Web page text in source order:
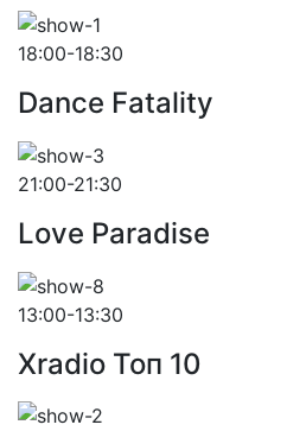
18:00-18:30
Dance Fatality
21:00-21:30
Love Paradise
13:00-13:30
Xradio Топ 10